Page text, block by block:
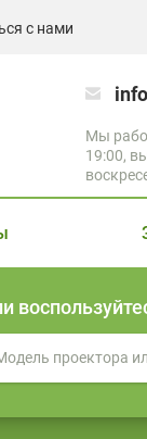
с нами
Мы
19:00,